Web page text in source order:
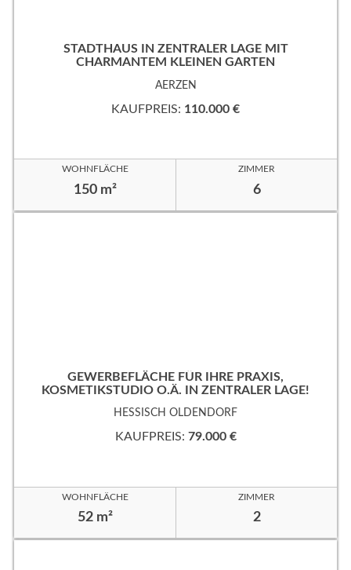
STADTHAUS IN ZENTRALER LAGE MIT
CHARMANTEM KLEINEN GARTEN
AERZEN
KAUFPREIS: 110.000 €
WOHNFLÄCHE
150 m²
ZIMMER
6
GEWERBEFLÄCHE FÜR IHRE PRAXIS,
KOSMETIKSTUDIO O.Ä. IN ZENTRALER LAGE!
HESSISCH OLDENDORF
KAUFPREIS: 79.000 €
WOHNFLÄCHE
52 m²
ZIMMER
2